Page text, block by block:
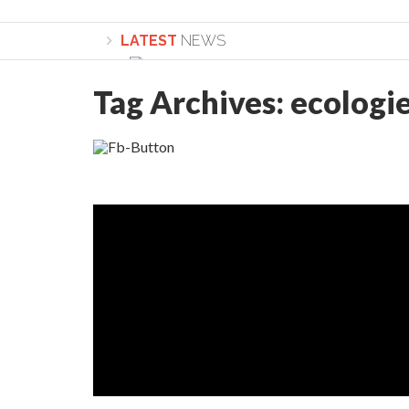
LATEST NEWS
Lepădarea de sine și urmarea lui Hristos.
Academia Română: 5G poate cauza
Tag Archives: